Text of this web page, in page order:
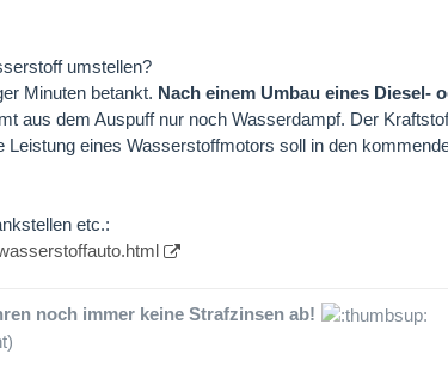
umstellen?
Minuten betankt. Nach einem Umbau eines Diesel-
aus dem Auspuff nur noch Wasserdampf. Der
eines Wasserstoffmotors soll in den
etc.:
noch immer keine Strafzinsen ab!